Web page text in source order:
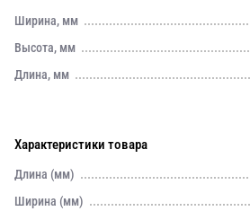
Ширина, мм
Высота, мм
Длина, мм
Характеристики товара
Длина (мм)
Ширина (мм)